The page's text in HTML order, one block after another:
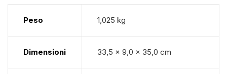
Peso 1,025 kg
Dimensioni 33,5 × 9,0 × 35,0 cm